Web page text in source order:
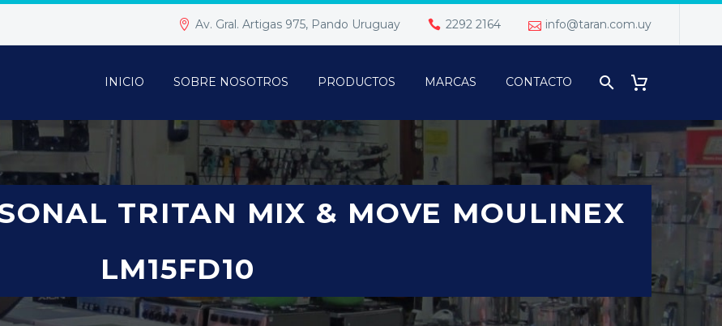
Av. Gral. Artigas 975, Pando Uruguay 2292 2164 info@taran.com.uy
INICIO SOBRE NOSOTROS PRODUCTOS MARCAS CONTACTO
TRITAN MIX & MOVE MOULINEX
LM15FD10